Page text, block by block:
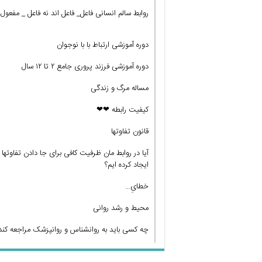
روابط سالم انسانی فاعل_ فاعل اند نه فاعل _
دوره آموزشی ارتباط با با نوجوان
دوره آموزشی فرزند پروری جامع ۲ تا ۱۲ سال
مساله مرگ و زندگی
کیفیت رابطه ❤❤
قانون تفاوتها
آیا در روابط مان ظرفیت کافی برای جا دادن تفاوتها
ایجاد کرده ایم؟
خطایِ…
محیط و رشد روانی
چه کسی باید به روانشناس و روانپزشک مراجعه